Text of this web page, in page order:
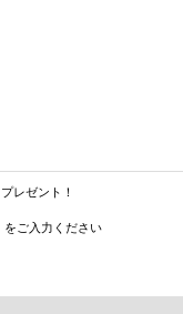
レゼント！
をご入力ください